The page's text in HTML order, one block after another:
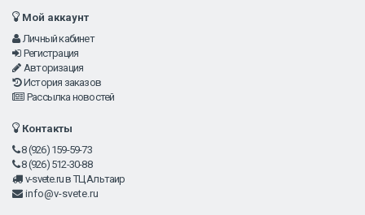
Мой аккаунт
Личный кабинет
Регистрация
Авторизация
История заказов
Рассылка новостей
Контакты
8 (926) 159-59-73
8 (926) 512-30-88
v-svete.ru в ТЦ Альтаир
info@v-svete.ru